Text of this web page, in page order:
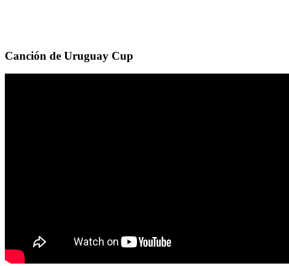
Canción de Uruguay Cup